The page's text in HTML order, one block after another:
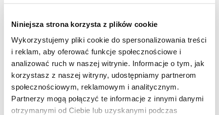
Niniejsza strona korzysta z plików cookie
Wykorzystujemy pliki cookie do spersonalizowania treści
i reklam, aby oferować funkcje społecznościowe i
analizować ruch w naszej witrynie. Informacje o tym, jak
korzystasz z naszej witryny, udostępniamy partnerom
społecznościowym, reklamowym i analitycznym.
Partnerzy mogą połączyć te informacje z innymi danymi
otrzymanymi od Ciebie lub uzyskanymi podczas
wykończyć?
26.07.2022 | Monika Krzyśków
Wentylacja w domu ‒ mechaniczna
czy grawitacyjna?